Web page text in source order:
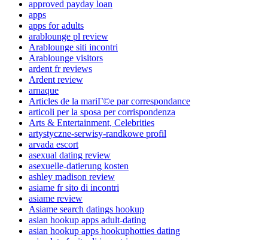
approved payday loan
apps
apps for adults
arablounge pl review
Arablounge siti incontri
Arablounge visitors
ardent fr reviews
Ardent review
arnaque
Articles de la mariГ©e par correspondance
articoli per la sposa per corrispondenza
Arts & Entertainment, Celebrities
artystyczne-serwisy-randkowe profil
arvada escort
asexual dating review
asexuelle-datierung kosten
ashley madison review
asiame fr sito di incontri
asiame review
Asiame search datings hookup
asian hookup apps adult-dating
asian hookup apps hookuphotties dating